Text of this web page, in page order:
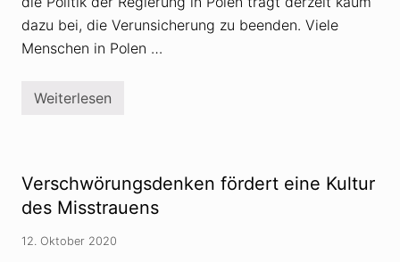
ö
r
u
n
t
i
e
n
e
t
dazu bei, die Verunsicherung zu beenden. Viele
Menschen in Polen …
V
e
i
t
e
e
Weiterlesen
Verschwörungsdenken fördert eine Kultur
des Misstrauens
12. Oktober 2020